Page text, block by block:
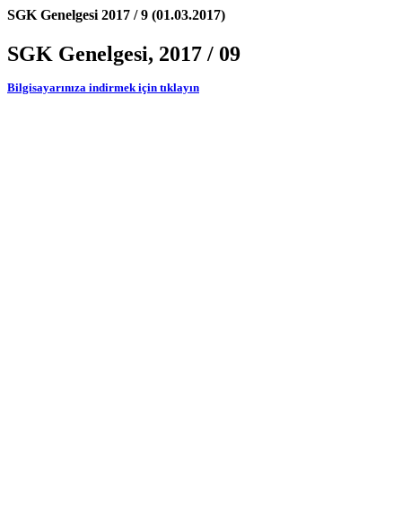
SGK Genelgesi 2017 / 9 (01.03.2017)
SGK Genelgesi, 2017 / 09
Bilgisayarınıza indirmek için tıklayın